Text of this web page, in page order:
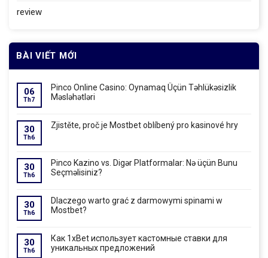
review
BÀI VIẾT MỚI
06
Th7
Pinco Online Casino: Oynamaq Üçün Təhlükəsizlik
Məsləhətləri
30
Th6
Zjistěte, proč je Mostbet oblíbený pro kasinové hry
30
Th6
Pinco Kazino vs. Digər Platformalar: Nə üçün Bunu
Seçməlisiniz?
30
Th6
Dlaczego warto grać z darmowymi spinami w
Mostbet?
30
Th6
Как 1xBet использует кастомные ставки для
уникальных предложений